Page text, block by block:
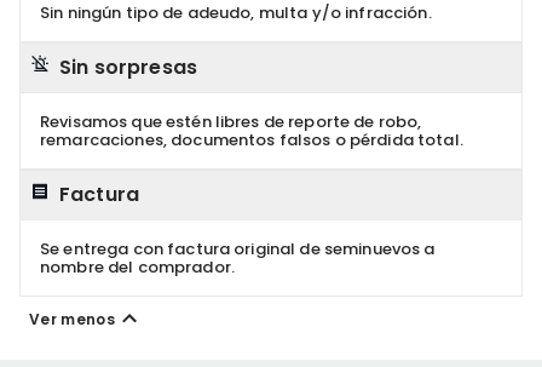
Sin ningún tipo de adeudo, multa y/o infracción.
Sin sorpresas
Revisamos que estén libres de reporte de robo,
remarcaciones, documentos falsos o pérdida total.
Factura
Se entrega con factura original de seminuevos a
nombre del comprador.
Ver menos